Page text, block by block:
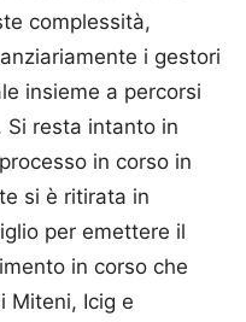
complessità,
i gestori
insieme a percorsi
Si resta intanto in
in corso in
si è ritirata in
per emettere il
in corso che
Miteni, Icig e